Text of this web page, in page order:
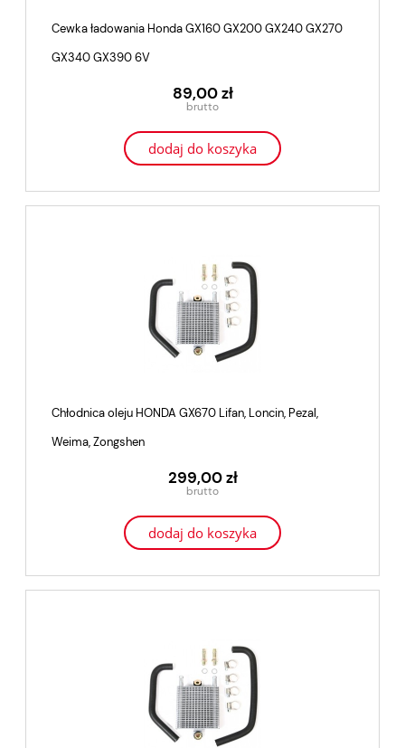
Cewka ładowania Honda GX160 GX200 GX240 GX270
GX340 GX390 6V
89,00 zł
dodaj do koszyka
Chłodnica oleju HONDA GX670 Lifan, Loncin, Pezal,
Weima, Zongshen
299,00 zł
dodaj do koszyka